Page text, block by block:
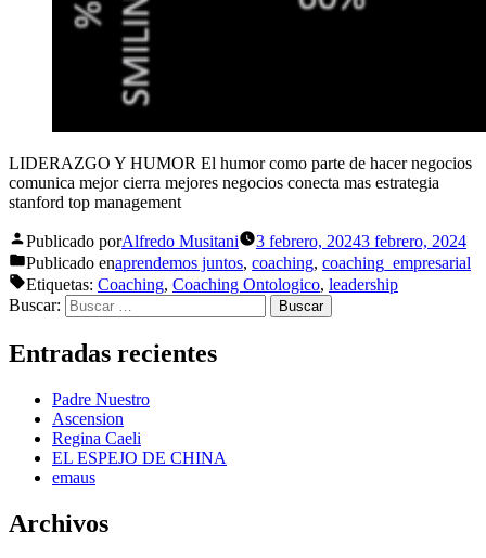
LIDERAZGO Y HUMOR El humor como parte de hacer negocios
comunica mejor cierra mejores negocios conecta mas estrategia
stanford top management
Publicado porAlfredo Musitani 3 febrero, 20243 febrero, 2024
Publicado enaprendemos juntos, coaching, coaching_empresarial
Etiquetas: Coaching, Coaching Ontologico, leadership
Buscar:
Entradas recientes
Padre Nuestro
Ascension
Regina Caeli
EL ESPEJO DE CHINA
emaus
Archivos